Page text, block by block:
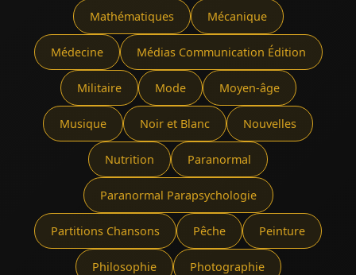
Mathématiques Mécanique
Médecine Médias Communication Édition
Militaire Mode Moyen-âge
Musique Noir et Blanc Nouvelles
Nutrition Paranormal
Paranormal Parapsychologie
Partitions Chansons Pêche Peinture
Philosophie Photographie